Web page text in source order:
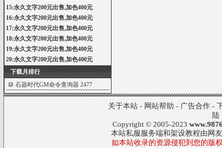
15:永久文字200元出售,加色400元
16:永久文字200元出售,加色400元
17:永久文字200元出售,加色400元
18:永久文字200元出售,加色400元
19:永久文字200元出售,加色400元
20:永久文字200元出售,加色400元
下载月排行
石器时代GM命令查询器2477
关于本站- 网站帮助 - 广告合作-
陆
Copyright © 2005-2023
本站私服服务端和架设教程由网
如本站收录的资源侵犯到您的版